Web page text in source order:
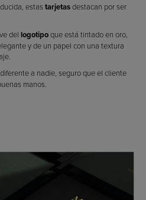
estas tarjetasdestacan por ser
del logotipoque está tintado en oro,
y de un papel con una textura
a nadie, seguro que el cliente
manos.